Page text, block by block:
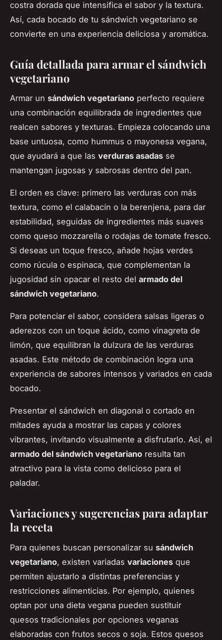
costra dorada que intensifica el sabor y la textura.
Así, cada bocado de tu sándwich vegetariano se
convierte en una experiencia deliciosa y aromática.
Guía detallada para armar el sándwich
vegetariano
Armar un sándwich vegetariano perfecto requiere
una combinación equilibrada de ingredientes que
realcen sabores y texturas. Empieza colocando una
base untuosa, como hummus o mayonesa vegana,
que ayudará a que las verduras asadas se
mantengan jugosas y sabrosas dentro del pan.
El orden es clave: primero las verduras con más
textura, como el calabacín o la berenjena, para dar
estabilidad, seguidas de ingredientes más suaves
como queso mozzarella o rodajas de tomate fresco.
Si deseas un toque fresco, añade hojas verdes
como rúcula o espinaca, que complementan la
jugosidad sin opacar el resto del armado del
sándwich vegetariano.
Para potenciar el sabor, considera salsas ligeras o
aderezos con un toque ácido, como vinagreta de
limón, que equilibran la dulzura de las verduras
asadas. Este método de combinación logra una
experiencia de sabores intensos y variados en cada
bocado.
Presentar el sándwich en diagonal o cortado en
mitades ayuda a mostrar las capas y colores
vibrantes, invitando visualmente a disfrutarlo. Así, el
armado del sándwich vegetariano resulta tan
atractivo para la vista como delicioso para el
paladar.
Variaciones y sugerencias para adaptar
la receta
Para quienes buscan personalizar su sándwich
vegetariano, existen variadas variaciones que
permiten ajustarlo a distintas preferencias y
restricciones alimenticias. Por ejemplo, quienes
optan por una dieta vegana pueden sustituir
quesos tradicionales por opciones veganas
elaboradas con frutos secos o soja. Estos quesos